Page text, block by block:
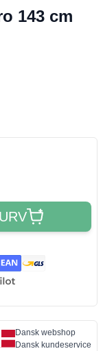
143 cm
Dansk webshop
Dansk kundeservice